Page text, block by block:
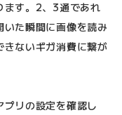
ます。2、3通であれ
た瞬間に画像を読み
ないギガ消費に繋が
リの設定を確認し